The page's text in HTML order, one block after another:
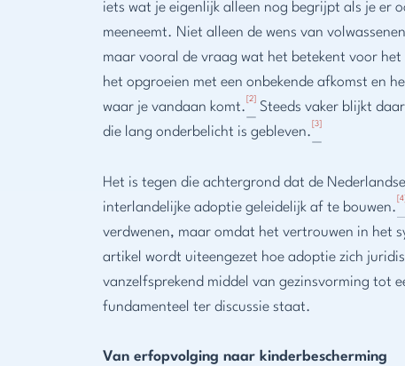
iets wat je eigenlijk alleen nog begrijpt als je er
meeneemt. Niet alleen de wens van
maar vooral de vraag wat het betekent voor
het opgroeien met een onbekende afkomst en
waar je vandaan komt.
[2]
Steeds vaker blijkt
die lang onderbelicht is gebleven.
[3]
Het is tegen die achtergrond dat de
interlandelijke adoptie geleidelijk af te bouwen.
[4]
verdwenen, maar omdat het vertrouwen in het
artikel wordt uiteengezet hoe adoptie zich
vanzelfsprekend middel van gezinsvorming tot
fundamenteel ter discussie staat.
Van erfopvolging naar kinderbescherming